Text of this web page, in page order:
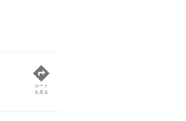
ルート
を見る